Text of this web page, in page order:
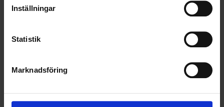
Inställningar
Statistik
Marknadsföring